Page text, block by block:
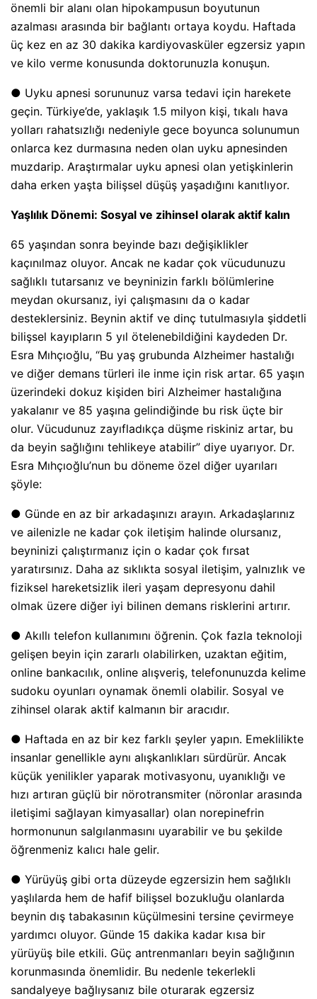
önemli bir alanı olan hipokampusun boyutunun
azalması arasında bir bağlantı ortaya koydu. Haftada
üç kez en az 30 dakika kardiyovasküler egzersiz yapın
ve kilo verme konusunda doktorunuzla konuşun.
● Uyku apnesi sorununuz varsa tedavi için harekete
geçin. Türkiye’de, yaklaşık 1.5 milyon kişi, tıkalı hava
yolları rahatsızlığı nedeniyle gece boyunca solunumun
onlarca kez durmasına neden olan uyku apnesinden
muzdarip. Araştırmalar uyku apnesi olan yetişkinlerin
daha erken yaşta bilişsel düşüş yaşadığını kanıtlıyor.
Yaşlılık Dönemi: Sosyal ve zihinsel olarak aktif kalın
65 yaşından sonra beyinde bazı değişiklikler
kaçınılmaz oluyor. Ancak ne kadar çok vücudunuzu
sağlıklı tutarsanız ve beyninizin farklı bölümlerine
meydan okursanız, iyi çalışmasını da o kadar
desteklersiniz. Beynin aktif ve dinç tutulmasıyla şiddetli
bilişsel kayıpların 5 yıl ötelenebildiğini kaydeden Dr.
Esra Mıhçıoğlu, “Bu yaş grubunda Alzheimer hastalığı
ve diğer demans türleri ile inme için risk artar. 65 yaşın
üzerindeki dokuz kişiden biri Alzheimer hastalığına
yakalanır ve 85 yaşına gelindiğinde bu risk üçte bir
olur. Vücudunuz zayıfladıkça düşme riskiniz artar, bu
da beyin sağlığını tehlikeye atabilir” diye uyarıyor. Dr.
Esra Mıhçıoğlu’nun bu döneme özel diğer uyarıları
şöyle:
● Günde en az bir arkadaşınızı arayın. Arkadaşlarınız
ve ailenizle ne kadar çok iletişim halinde olursanız,
beyninizi çalıştırmanız için o kadar çok fırsat
yaratırsınız. Daha az sıklıkta sosyal iletişim, yalnızlık ve
fiziksel hareketsizlik ileri yaşam depresyonu dahil
olmak üzere diğer iyi bilinen demans risklerini artırır.
● Akıllı telefon kullanımını öğrenin. Çok fazla teknoloji
gelişen beyin için zararlı olabilirken, uzaktan eğitim,
online bankacılık, online alışveriş, telefonunuzda kelime
sudoku oyunları oynamak önemli olabilir. Sosyal ve
zihinsel olarak aktif kalmanın bir aracıdır.
● Haftada en az bir kez farklı şeyler yapın. Emeklilikte
insanlar genellikle aynı alışkanlıkları sürdürür. Ancak
küçük yenilikler yaparak motivasyonu, uyanıklığı ve
hızı artıran güçlü bir nörotransmiter (nöronlar arasında
iletişimi sağlayan kimyasallar) olan norepinefrin
hormonunun salgılanmasını uyarabilir ve bu şekilde
öğrenmeniz kalıcı hale gelir.
● Yürüyüş gibi orta düzeyde egzersizin hem sağlıklı
yaşlılarda hem de hafif bilişsel bozukluğu olanlarda
beynin dış tabakasının küçülmesini tersine çevirmeye
yardımcı oluyor. Günde 15 dakika kadar kısa bir
yürüyüş bile etkili. Güç antrenmanları beyin sağlığının
korunmasında önemlidir. Bu nedenle tekerlekli
sandalyeye bağlıysanız bile oturarak egzersiz